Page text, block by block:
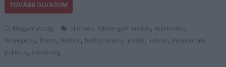
TOVÁBB OLVASOM
Magyarország ellenzék, fekete-győr andrás, feljelentés,
fenyegetés, fidesz, halálos, halász noémi, ijesztő, indulat, momentum,
politikus, rendőrség